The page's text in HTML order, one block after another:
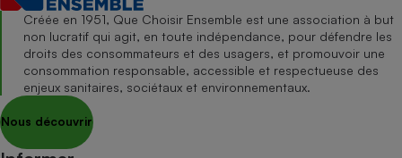
Créée en 1951, Que Choisir Ensemble est une association à but
non lucratif qui agit, en toute indépendance, pour défendre les
droits des consommateurs et des usagers, et promouvoir une
consommation responsable, accessible et respectueuse des
enjeux sanitaires, sociétaux et environnementaux.
Nous découvrir